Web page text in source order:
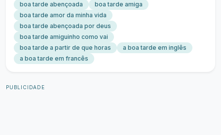
boa tarde abençoada
boa tarde amiga
boa tarde amor da minha vida
boa tarde abençoada por deus
boa tarde amiguinho como vai
boa tarde a partir de que horas
a boa tarde em inglês
a boa tarde em francês
PUBLICIDADE